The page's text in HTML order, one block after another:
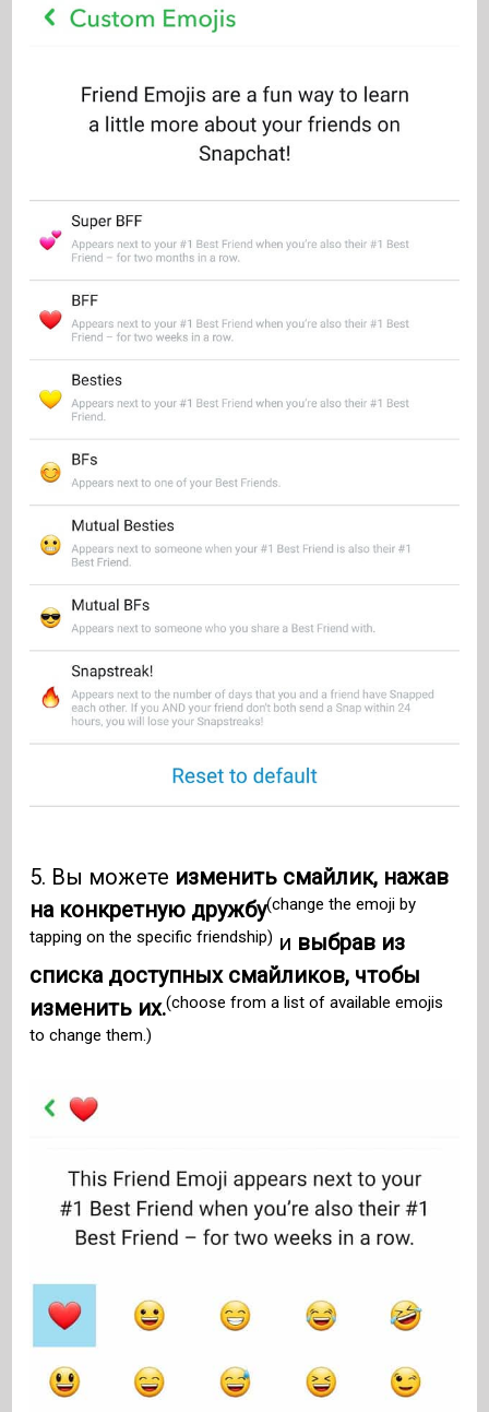
5. Вы можете изменить смайлик, нажав
на конкретную дружбу(change the emoji by
tapping on the specific friendship) и выбрав из
списка доступных смайликов, чтобы
изменить их.(choose from a list of available emojis
to change them.)